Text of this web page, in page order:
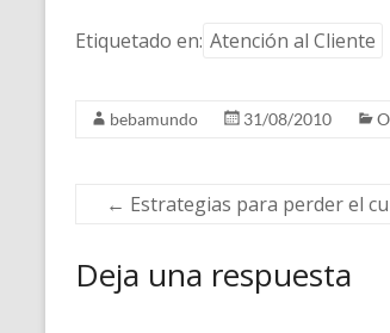
Etiquetado en: Atención al Cliente
bebamundo 31/08/2010
← Estrategias para perder el
Deja una respuesta